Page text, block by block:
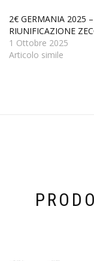
2€ GERMANIA 2025 –
RIUNIFICAZIONE
1 Ottobre 2025
Articolo simile